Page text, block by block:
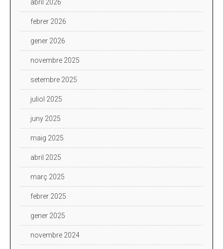
abril 2026
febrer 2026
gener 2026
novembre 2025
setembre 2025
juliol 2025
juny 2025
maig 2025
abril 2025
març 2025
febrer 2025
gener 2025
novembre 2024